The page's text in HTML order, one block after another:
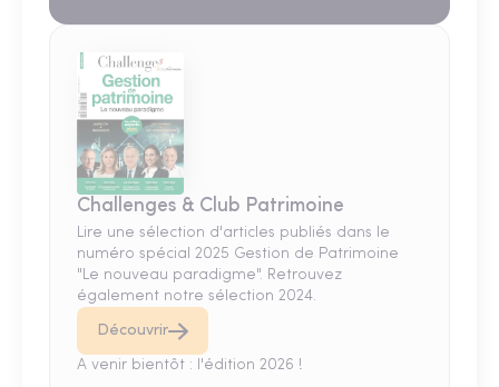
Challenges & Club Patrimoine
Lire une sélection d'articles publiés dans le
numéro spécial 2025 Gestion de Patrimoine
"Le nouveau paradigme". Retrouvez
également notre sélection 2024.
Découvrir
A venir bientôt : l'édition 2026 !